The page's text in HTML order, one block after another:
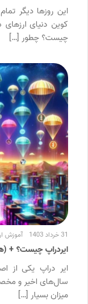
این روزها دیگر
کوین دنیای ارزهای
چیست؟ چطور […]
31 خرداد 1403 آموزش
ایردراپ چیست؟ +
ایر دراپ یکی از
سال‌های اخیر و
میزان بسیار […]